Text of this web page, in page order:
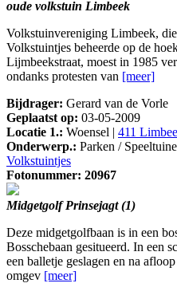
oude volkstuin Limbeek
Volkstuinvereniging Limbeek,
Volkstuintjes beheerde op de
Lijmbeekstraat, moest in 1985
ondanks protesten van [meer]
Bijdrager: Gerard van de Vorle
Geplaatst op: 03-05-2009
Locatie 1.: Woensel | 411
Onderwerp.: Parken /
Volkstuintjes
Fotonummer: 20967
Midgetgolf Prinsejagt (1)
Deze midgetgolfbaan is in een
Bosschebaan gesitueerd. In een
een balletje geslagen en na
omgev [meer]